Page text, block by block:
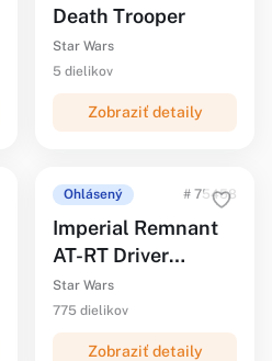
Death Trooper
Star Wars
5 dielikov
Zobraziť detaily
Ohlásený # 75458
Imperial Remnant
AT-RT Driver
Helmet
Star Wars
775 dielikov
Zobraziť detaily